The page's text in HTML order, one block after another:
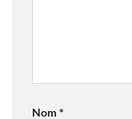
Nom *